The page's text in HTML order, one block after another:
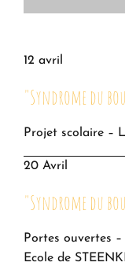
12 avril
"Syndrome du
Projet scolaire –
20 Avril
"Syndrome du
Portes ouvertes –
Ecole de